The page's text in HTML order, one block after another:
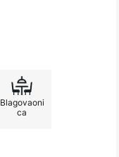
Blagovaoni
ca